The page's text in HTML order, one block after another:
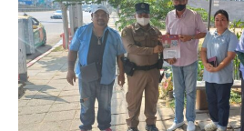
ม.ค.68
ประชาสัมพันธ์
ประชาชน
ร่วม
ทำ
แบบ